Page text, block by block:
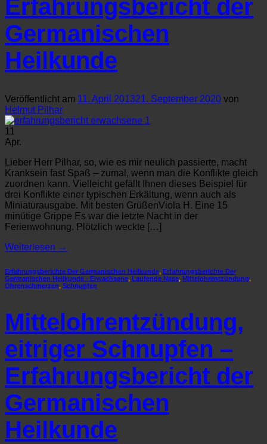
Erfahrungsbericht der
Germanischen
Heilkunde
Veröffentlicht am 11. April 201321. September 2020 von
Helmut Pilhar
11
Apr.
Lieber Herr Pilhar, so, wie es mir neulich passierte, macht
Kranksein fast Spaß – zumal, wenn man die Konflikte gleich
zuordnen kann. Vielleicht gefällt Ihnen dieses Beispiel für
drei Konflikte einer typischen Erkältung, wenn auch als
Miniaturausgabe. Mit besten GrüßenViola H. Eine 15
minütige Grippe Es war die letzte Nacht in der
Ferienwohnung. Plötzlich weckte […]
Weiterlesen →
Erfahrungsberichte Der Germanischen Heilkunde, Erfahrungsberichte Der
Germanischen Heilkunde - Erwachsene, Laufende Nase, Mittelohrentzündung,
Ohrenschmerzen, Schnupfen
Mittelohrentzündung,
eitriger Schnupfen –
Erfahrungsbericht der
Germanischen
Heilkunde